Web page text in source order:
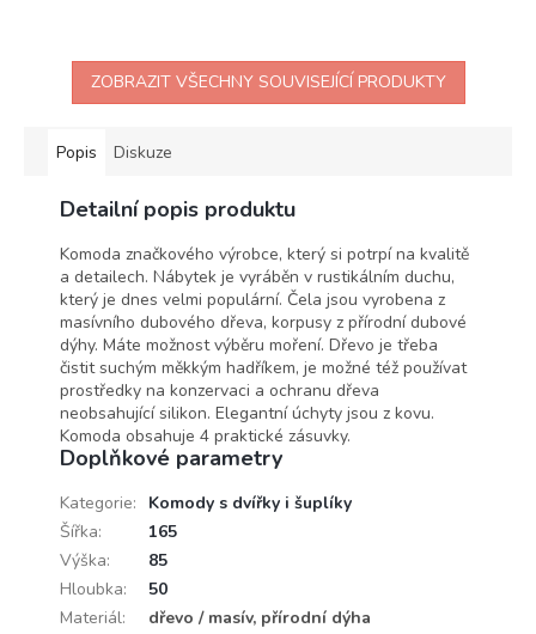
ZOBRAZIT VŠECHNY SOUVISEJÍCÍ PRODUKTY
Popis Diskuze
Detailní popis produktu
Komoda značkového výrobce, který si potrpí na kvalitě
a detailech. Nábytek je vyráběn v rustikálním duchu,
který je dnes velmi populární. Čela jsou vyrobena z
masívního dubového dřeva, korpusy z přírodní dubové
dýhy. Máte možnost výběru moření. Dřevo je třeba
čistit suchým měkkým hadříkem, je možné též používat
prostředky na konzervaci a ochranu dřeva
neobsahující silikon. Elegantní úchyty jsou z kovu.
Komoda obsahuje 4 praktické zásuvky.
Doplňkové parametry
Kategorie:
Komody s dvířky i šuplíky
Šířka:
165
Výška:
85
Hloubka:
50
Materiál:
dřevo / masív, přírodní dýha